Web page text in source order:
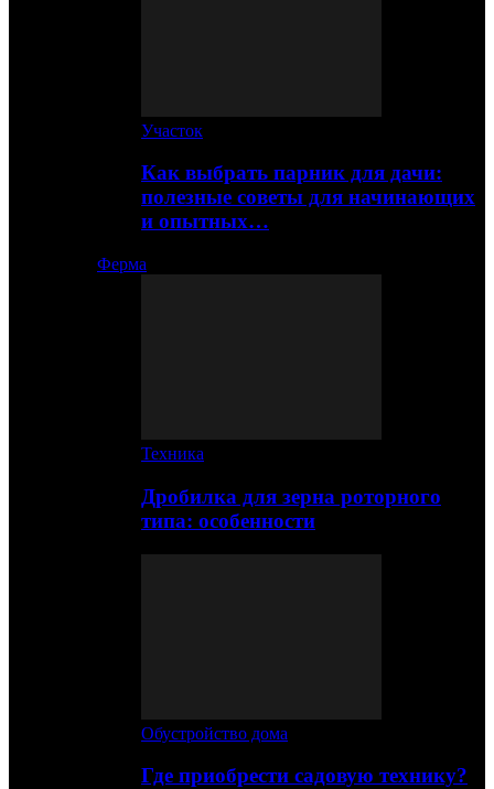
Участок
Как выбрать парник для дачи:
полезные советы для начинающих
и опытных…
Ферма
Техника
Дробилка для зерна роторного
типа: особенности
Обустройство дома
Где приобрести садовую технику?